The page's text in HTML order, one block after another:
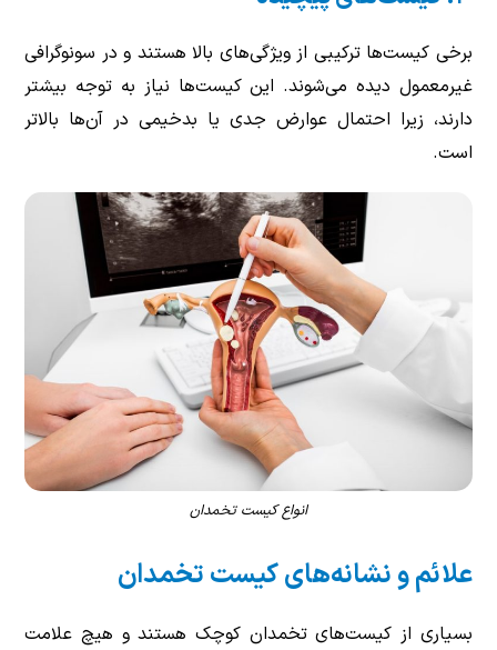
برخی کیست‌ها ترکیبی از ویژگی‌های بالا هستند و در سونوگرافی
غیرمعمول دیده می‌شوند. این کیست‌ها نیاز به توجه بیشتر
دارند، زیرا احتمال عوارض جدی یا بدخیمی در آن‌ها بالاتر
است.
انواع کیست تخمدان
علائم و نشانه‌های کیست تخمدان
بسیاری از کیست‌های تخمدان کوچک هستند و هیچ علامت